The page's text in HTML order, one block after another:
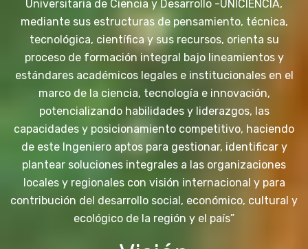
Universitaria de Ciencia y Desarrollo -UNICIENCIA,
mediante sus estructuras de pensamiento, técnica,
tecnológica, científica y sus recursos, orienta su
proceso de formación integral bajo lineamientos y
estándares académicos legales e institucionales en el
marco de la ciencia, tecnología e innovación,
potencializando habilidades y liderazgos, las
capacidades y posicionamiento competitivo, haciendo
de este Ingeniero aptos para gestionar, identificar y
plantear soluciones integrales a las organizaciones
locales y regionales con visión internacional y para
contribución del desarrollo social, económico, cultural y
ecológico de la región y el país”